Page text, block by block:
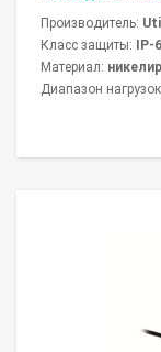
Производитель:
Класс защиты:
IP-
Материал:
Диапазон